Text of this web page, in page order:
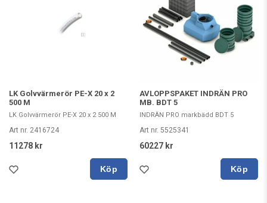
LK Golvvärmerör PE-X 20 x 2
500 M
LK Golvvärmerör PE-X 20 x 2 500 M
Art nr. 2416724
11278 kr
Köp
AVLOPPSPAKET INDRÄN PRO
MB. BDT 5
INDRÄN PRO markbädd BDT 5
Art nr. 5525341
60227 kr
Köp